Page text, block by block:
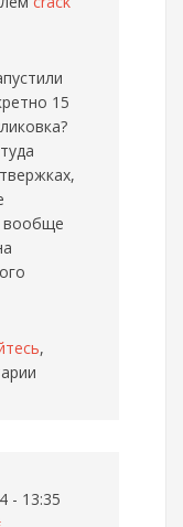
15
вообще
,
- 13:35